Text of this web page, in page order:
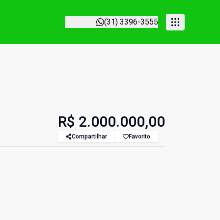
(31) 3396-3555
R$ 2.000.000,00
Compartilhar Favorito